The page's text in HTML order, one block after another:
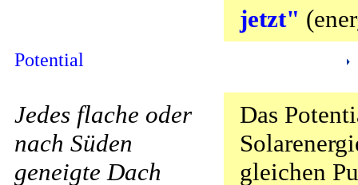
jetzt"
Potential
Jedes flache oder
nach Süden
geneigte Dach
Das
gleichen